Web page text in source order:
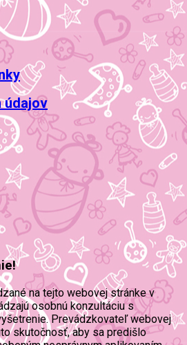
údajov
na tejto webovej stránke v
osobnú konzultáciu s
Prevádzkovateľ webovej
skutočnosť, aby sa predišlo